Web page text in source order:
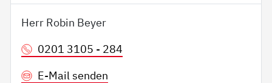
Herr Robin Beyer
0201 3105 - 284
E-Mail senden